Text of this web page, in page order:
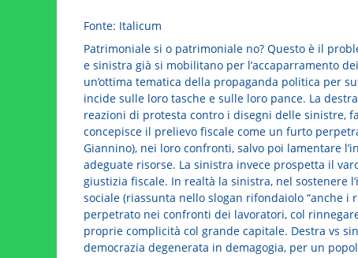
Fonte: Italicum
Patrimoniale si o patrimoniale no? Questo è il
e sinistra già si mobilitano per l’accaparramento
un’ottima tematica della propaganda politica per
incide sulle loro tasche e sulle loro pance. La
reazioni di protesta contro i disegni delle sinistre,
concepisce il prelievo fiscale come un furto
Giannino), nei loro confronti, salvo poi lamentare
adeguate risorse. La sinistra invece prospetta il
giustizia fiscale. In realtà la sinistra, nel sostenere
sociale (riassunta nello slogan rifondaiolo “anche
perpetrato nei confronti dei lavoratori, col
proprie complicità col grande capitale. Destra vs
democrazia degenerata in demagogia, per un